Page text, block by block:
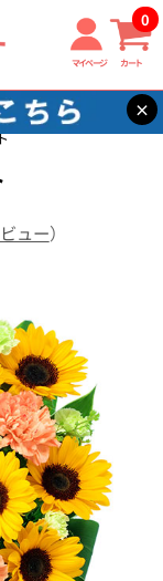
マイページ カート
0
×
【誕生日フラワー
ュー）